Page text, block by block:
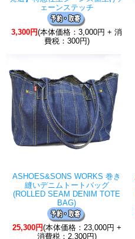
ェーンステッチ
3,300円(本体価格：3,000円 + 消
費税：300円)
ASHOES&SONS WORKS 巻き
縫いデニムトートバッグ
(ROLLED SEAM DENIM TOTE
BAG)
25,300円(本体価格：23,000円 +
消費税：2,300円)